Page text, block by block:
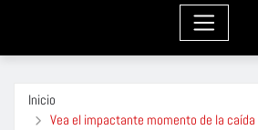
Inicio
Vea el impactante momento de la